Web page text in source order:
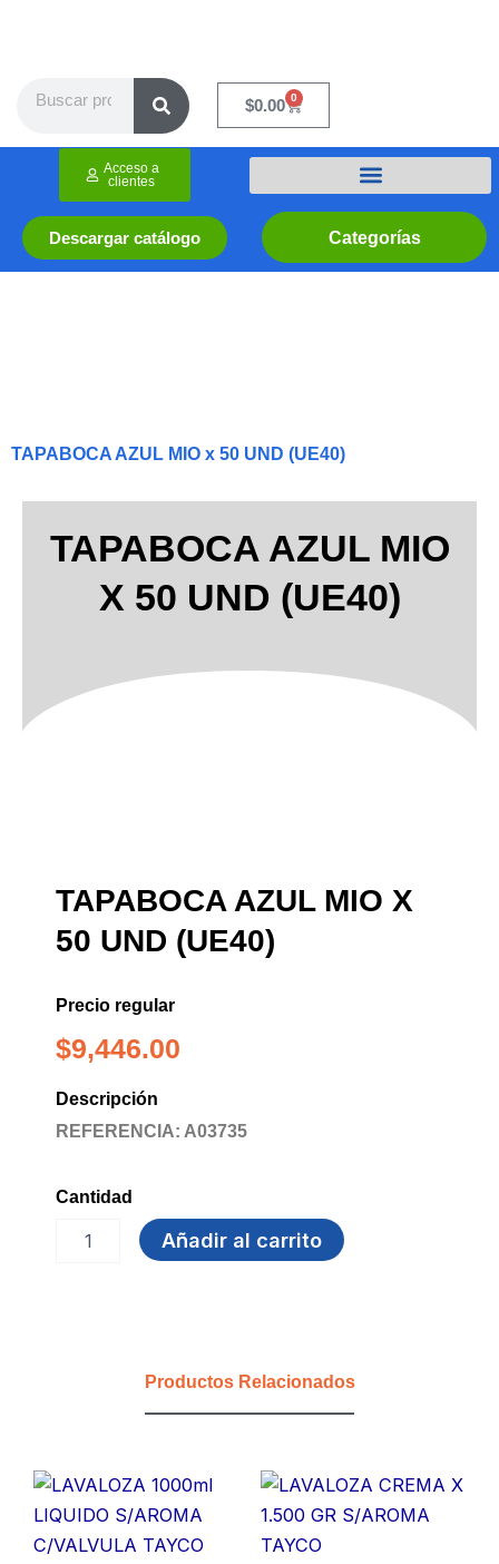
$0.00 0
Cart
Categorías
Descargar catálogo
Acceso a
clientes
TAPABOCA AZUL MIO x 50 UND (UE40)
TAPABOCA AZUL MIO
X 50 UND (UE40)
TAPABOCA AZUL MIO X
50 UND (UE40)
Precio regular
$9,446.00
Descripción
REFERENCIA: A03735
Cantidad
AZUL
Añadir al carrito
Productos Relacionados